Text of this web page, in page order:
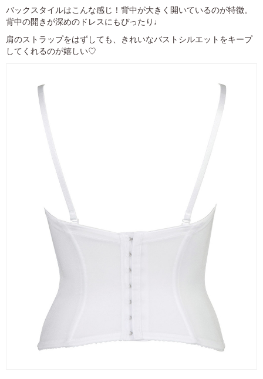
バックスタイルはこんな感じ！背中が大きく開いているのが特徴。
背中の開きが深めのドレスにもぴったり♩
肩のストラップをはずしても、きれいなバストシルエットをキープ
してくれるのが嬉しい♡